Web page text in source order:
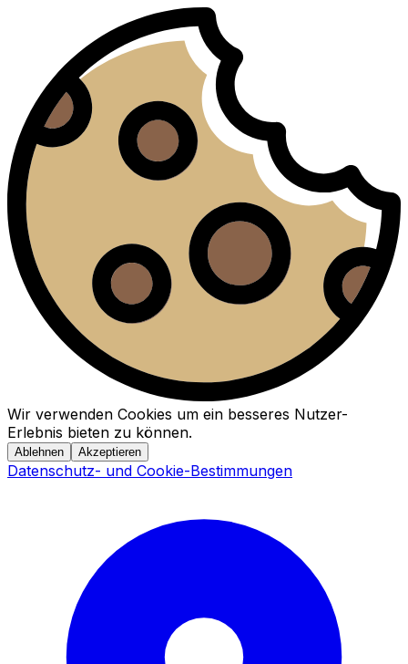
Wir verwenden Cookies um ein besseres Nutzer-
Erlebnis bieten zu können.
Ablehnen Akzeptieren
Datenschutz- und Cookie-Bestimmungen